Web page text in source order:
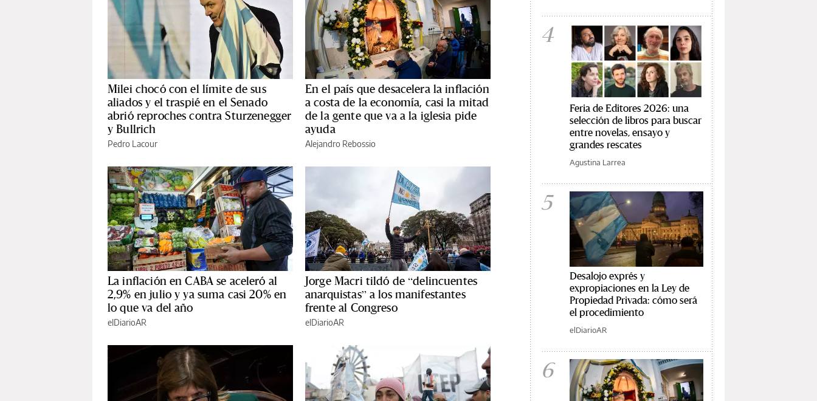
Milei chocó con el límite de sus
aliados y el traspié en el Senado
abrió reproches contra Sturzenegger
y Bullrich
Pedro Lacour
En el país que desacelera la inflación
a costa de la economía, casi la mitad
de la gente que va a la iglesia pide
ayuda
Alejandro Rebossio
La inflación en CABA se aceleró al
2,9% en julio y ya suma casi 20% en
lo que va del año
elDiarioAR
Jorge Macri tildó de “delincuentes
anarquistas” a los manifestantes
frente al Congreso
elDiarioAR
4
Feria de Editores 2026: una
selección de libros para buscar
entre novelas, ensayo y
grandes rescates
Agustina Larrea
5
Desalojo exprés y
expropiaciones en la Ley de
Propiedad Privada: cómo será
el procedimiento
elDiarioAR
6